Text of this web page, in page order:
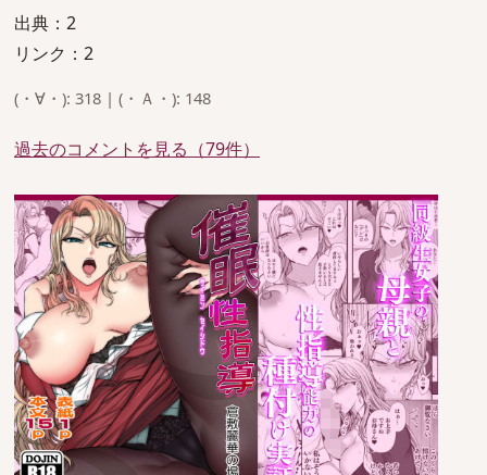
出典：2
リンク：2
(・∀・): 318 | (・Ａ・): 148
過去のコメントを見る（79件）